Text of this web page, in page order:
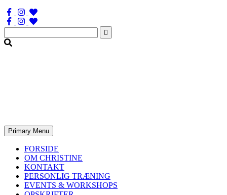
Søg
efter:
Primary Menu
FORSIDE
OM CHRISTINE
KONTAKT
PERSONLIG TRÆNING
EVENTS & WORKSHOPS